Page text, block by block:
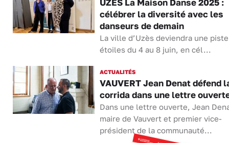
UZÈS La Maison Danse 2025 :
célébrer la diversité avec les
danseurs de demain
La ville d’Uzès deviendra une
étoiles du 4 au 8 juin, en cél...
ACTUALITÉS
VAUVERT Jean Denat défend
corrida dans une lettre
Dans une lettre ouverte, Jean
maire de Vauvert et premier vice-
président de la communauté...